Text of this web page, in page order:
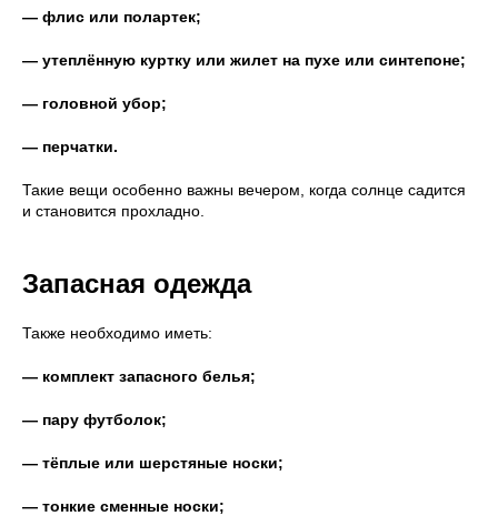
— флис или полартек;
— утеплённую куртку или жилет на пухе или синтепоне;
— головной убор;
— перчатки.
Такие вещи особенно важны вечером, когда солнце садится
и становится прохладно.
Запасная одежда
Также необходимо иметь:
— комплект запасного белья;
— пару футболок;
— тёплые или шерстяные носки;
— тонкие сменные носки;